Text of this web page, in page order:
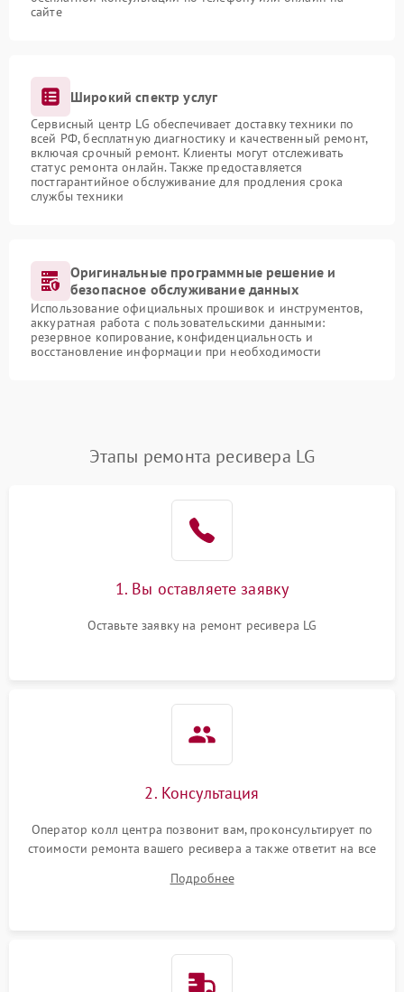
сайте
Широкий спектр услуг
Сервисный центр LG обеспечивает доставку техники по
всей РФ, бесплатную диагностику и качественный ремонт,
включая срочный ремонт. Клиенты могут отслеживать
статус ремонта онлайн. Также предоставляется
постгарантийное обслуживание для продления срока
службы техники
Оригинальные программные решение и
безопасное обслуживание данных
Использование официальных прошивок и инструментов,
аккуратная работа с пользовательскими данными:
резервное копирование, конфиденциальность и
восстановление информации при необходимости
Этапы ремонта ресивера LG
1. Вы оставляете заявку
Оставьте заявку на ремонт ресивера LG
2. Консультация
Оператор колл центра позвонит вам, проконсультирует по
стоимости ремонта вашего ресивера а также ответит на все
Подробнее